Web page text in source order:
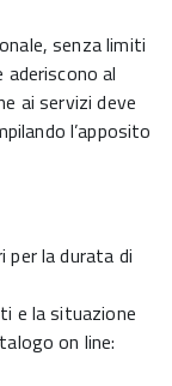
senza limiti
al
ai servizi deve
l’apposito
per la durata di
e la situazione
on line: